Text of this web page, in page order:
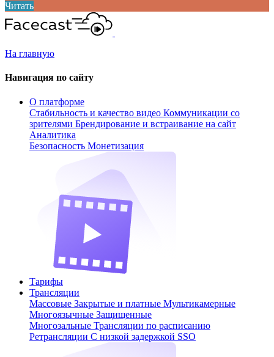
Читать
На главную
Навигация по сайту
О платформе
Стабильность и качество видео Коммуникации со
зрителями Брендирование и встраивание на сайт
Аналитика
Безопасность Монетизация
Тарифы
Трансляции
Массовые Закрытые и платные Мультикамерные
Многоязычные Защищенные
Многозальные Трансляции по расписанию
Ретрансляции С низкой задержкой SSO